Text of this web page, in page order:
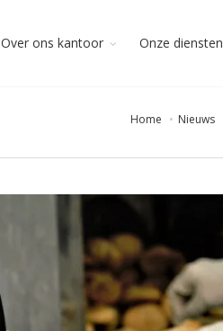
Over ons kantoor Onze diensten
Home Nieuws